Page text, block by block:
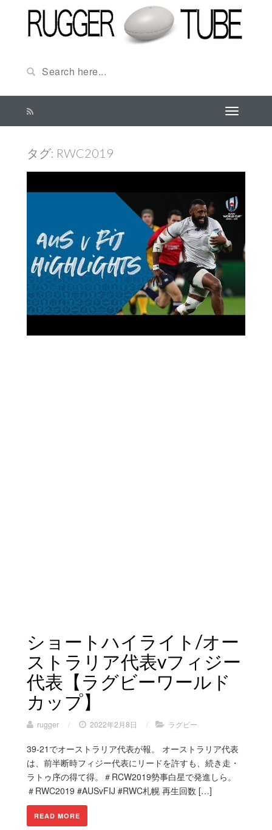
タグ: RWC2019
ショートハイライト/オー
ストラリア代表vフィジー
代表【ラグビーワールド
カップ】
rugger / 2022年2月8日 / ラグビー
39-21でオーストラリア代表が報。 オーストラリア代表
は、前半断時フィジー代表にリードを許すも、続き走・
ラトゥ序の得て得。＃RCW2019勢事白星で発進しら。
＃RWC2019 #AUSvFIJ #RWC札幌 再生回数 […]
READ MORE